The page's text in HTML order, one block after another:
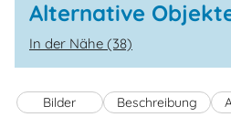
Alternative
In der Nähe (38)
Bilder Beschreibung